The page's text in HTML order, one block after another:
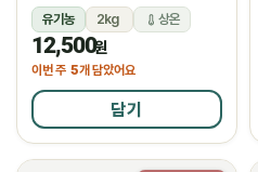
유기농 2kg 상온
12,500원
이번 주 5개 담았어요
담기